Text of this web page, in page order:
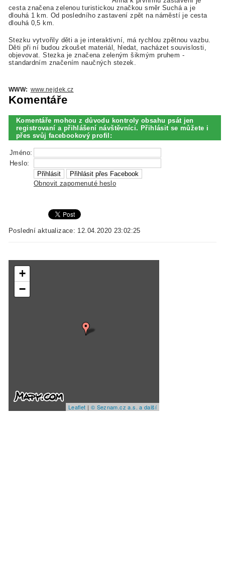
cesta značena zelenou turistickou značkou směr Suchá a je
dlouhá 1 km. Od posledního zastavení zpět na náměstí je cesta
dlouhá 0,5 km.
Stezku vytvořily děti a je interaktivní, má rychlou zpětnou vazbu.
Děti při ní budou zkoušet materiál, hledat, nacházet souvislosti,
objevovat. Stezka je značena zeleným šikmým pruhem -
standardním značením naučných stezek.
WWW: www.nejdek.cz
Komentáře
Komentáře mohou z důvodu kontroly obsahu psát jen
registrovaní a přihlášení návštěvníci. Přihlásit se můžete i
přes svůj facebookový profil:
Jméno:
Heslo:
Obnovit zapomenuté heslo
Poslední aktualizace: 12.04.2020 23:02:25
+
−
Leaflet | © Seznam.cz a.s. a další